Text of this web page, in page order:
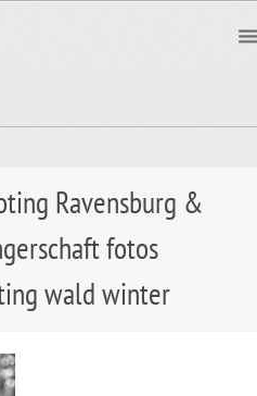
Ravensburg &
fotos
wald winter